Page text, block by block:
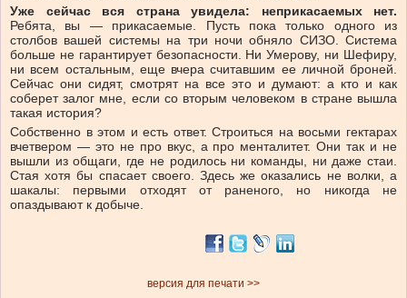
Уже
сейчас вся страна увидела: неприкасаемых
нет.
Ребята, вы — прикасаемые. Пусть пока только одного из
столбов вашей системы на три ночи обняло СИЗО. Система
больше не гарантирует безопасности. Ни Умерову, ни Шефиру,
ни всем остальным, еще вчера считавшим ее личной броней.
Сейчас они сидят, смотрят на все это и думают: а кто и как
соберет залог мне, если со вторым человеком в стране вышла
такая история?
Собственно в этом и есть ответ. Строиться на восьми гектарах
вчетвером — это не про вкус, а про менталитет. Они так и не
вышли из общаги, где не родилось ни команды, ни даже стаи.
Стая хотя бы спасает своего. Здесь же оказались не волки, а
шакалы: первыми отходят от раненого, но никогда не
опаздывают к добыче.
версия для печати >>